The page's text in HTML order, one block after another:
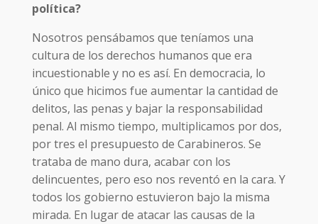
política?
Nosotros pensábamos que teníamos una
cultura de los derechos humanos que era
incuestionable y no es así. En democracia, lo
único que hicimos fue aumentar la cantidad de
delitos, las penas y bajar la responsabilidad
penal. Al mismo tiempo, multiplicamos por dos,
por tres el presupuesto de Carabineros. Se
trataba de mano dura, acabar con los
delincuentes, pero eso nos reventó en la cara. Y
todos los gobierno estuvieron bajo la misma
mirada. En lugar de atacar las causas de la